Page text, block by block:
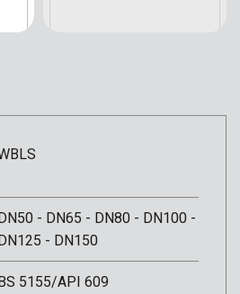
- DN65 - DN80 - DN100 -
- DN150
5155/API 609